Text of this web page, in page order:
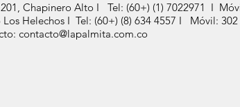
Chapinero Alto I Tel: (60+) (1) 7022971 I
Helechos I Tel: (60+) (8) 634 4557 I Móvil: 302
contacto@lapalmita.com.co